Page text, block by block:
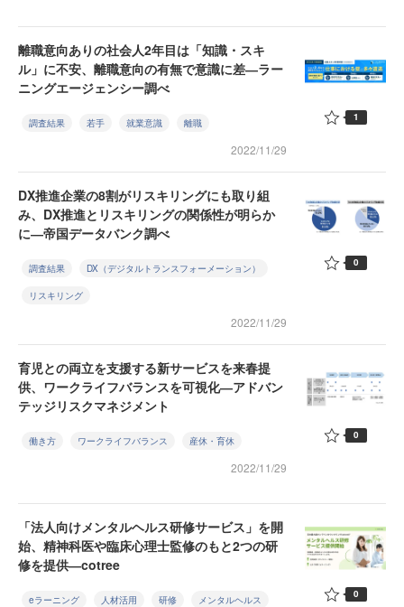
離職意向ありの社会人2年目は「知識・スキ
ル」に不安、離職意向の有無で意識に差―ラー
ニングエージェンシー調べ
調査結果 若手 就業意識 離職
2022/11/29
1
DX推進企業の8割がリスキリングにも取り組
み、DX推進とリスキリングの関係性が明らか
に―帝国データバンク調べ
調査結果 DX（デジタルトランスフォーメーション）
リスキリング
2022/11/29
0
育児との両立を支援する新サービスを来春提
供、ワークライフバランスを可視化―アドバン
テッジリスクマネジメント
働き方 ワークライフバランス 産休・育休
2022/11/29
0
「法人向けメンタルヘルス研修サービス」を開
始、精神科医や臨床心理士監修のもと2つの研
修を提供―cotree
eラーニング 人材活用 研修 メンタルヘルス 0